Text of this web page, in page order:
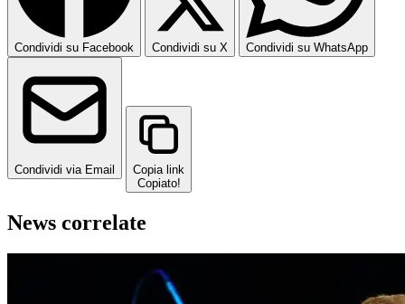
Condividi su Facebook Condividi su X Condividi su WhatsApp
Condividi via Email
Copia link
Copiato!
News correlate